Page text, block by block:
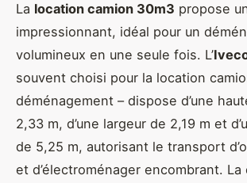
La location camion 30m3 propose
impressionnant, idéal pour un
volumineux en une seule fois. L’
souvent choisi pour la location
déménagement – dispose d’une
2,33 m, d’une largeur de 2,19 m et
de 5,25 m, autorisant le transport
et d’électroménager encombrant. La